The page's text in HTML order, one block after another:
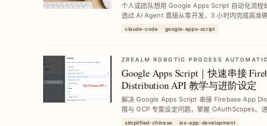
个人或团队想用 Google Apps Script 自动化流程
透过 AI Agent 直接从零开发，3 小时内完成高准
claude-code google-apps-script
ZREALM ROBOTIC PROCESS
Google Apps Script｜快速串接
Distribution API 教学与进阶设定
解决 Google Apps Script 串接 Firebase App
限与 GCP 专案设定问题，掌握 OAuthScopes、
simplified-chinese ios-app-development